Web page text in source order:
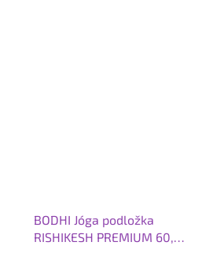
BODHI Jóga podložka
RISHIKESH PREMIUM 60,